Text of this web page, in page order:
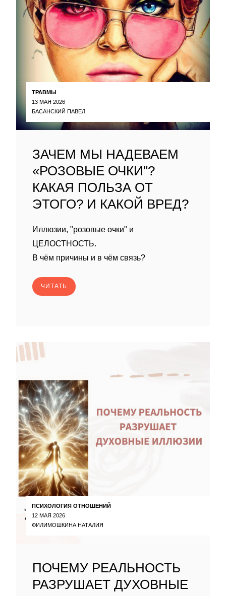
ТРАВМЫ
13 МАЯ 2026
БАСАНСКИЙ ПАВЕЛ
ЗАЧЕМ МЫ НАДЕВАЕМ
«РОЗОВЫЕ ОЧКИ"?
КАКАЯ ПОЛЬЗА ОТ
ЭТОГО? И КАКОЙ ВРЕД?
Иллюзии, "розовые очки" и
ЦЕЛОСТНОСТЬ.
В чём причины и в чём связь?
ЧИТАТЬ
ПСИХОЛОГИЯ ОТНОШЕНИЙ
12 МАЯ 2026
ФИЛИМОШКИНА НАТАЛИЯ
ПОЧЕМУ РЕАЛЬНОСТЬ
РАЗРУШАЕТ ДУХОВНЫЕ